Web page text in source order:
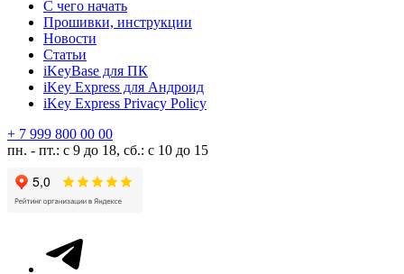
С чего начать
Прошивки, инструкции
Новости
Статьи
iKeyBase для ПК
iKey Express для Андроид
iKey Express Privacy Policy
+ 7 999 800 00 00
пн. - пт.: с 9 до 18, сб.: с 10 до 15